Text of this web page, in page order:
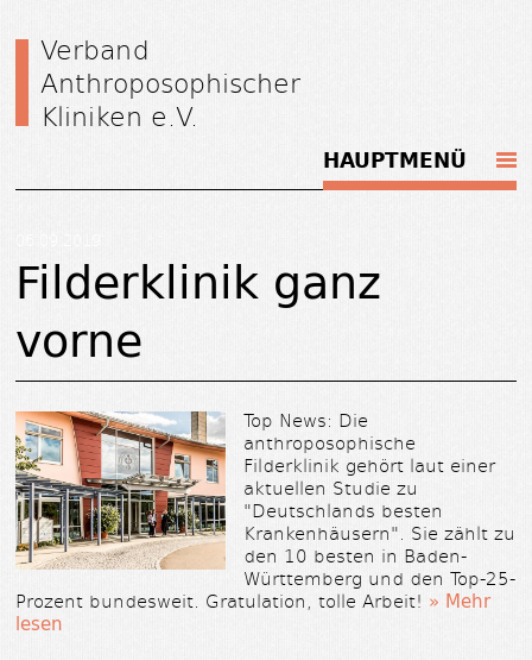
Verband
Anthroposophischer
Kliniken e.V.
HAUPTMENÜ
Filderklinik ganz
vorne
Top News: Die
anthroposophische
Filderklinik gehört laut einer
aktuellen Studie zu
"Deutschlands besten
Krankenhäusern". Sie zählt zu
den 10 besten in Baden-
Württemberg und den Top-25-
Prozent bundesweit. Gratulation, tolle Arbeit! » Mehr
lesen